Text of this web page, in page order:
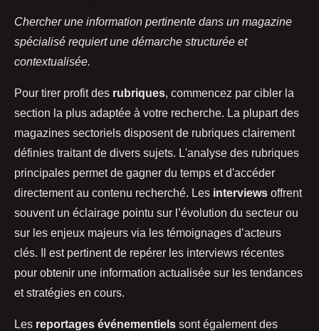
Chercher une information pertinente dans un magazine
spécialisé requiert une démarche structurée et
contextualisée.
Pour tirer profit des rubriques, commencez par cibler la
section la plus adaptée à votre recherche. La plupart des
magazines sectoriels disposent de rubriques clairement
définies traitant de divers sujets. L'analyse des rubriques
principales permet de gagner du temps et d'accéder
directement au contenu recherché. Les interviews offrent
souvent un éclairage pointu sur l’évolution du secteur ou
sur les enjeux majeurs via les témoignages d’acteurs
clés. Il est pertinent de repérer les interviews récentes
pour obtenir une information actualisée sur les tendances
et stratégies en cours.
Les reportages événementiels sont également des